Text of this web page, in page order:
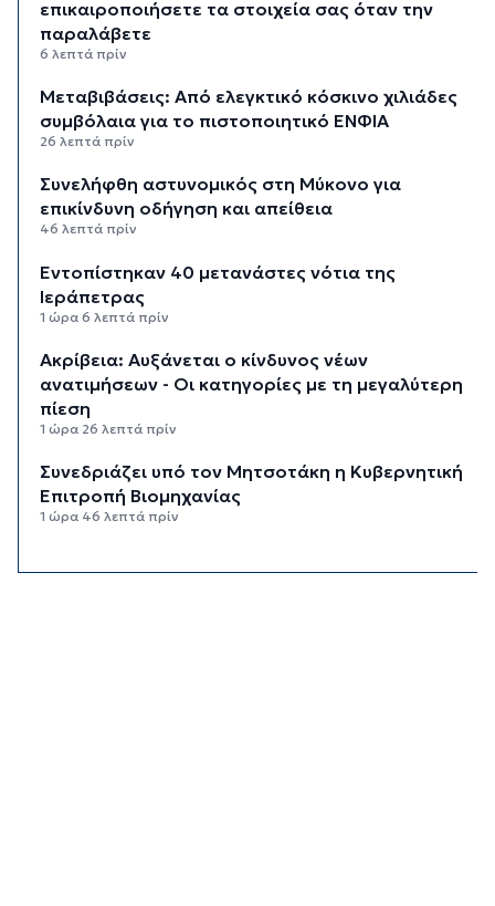
επικαιροποιήσετε τα στοιχεία σας όταν την
παραλάβετε
6 λεπτά πρίν
Μεταβιβάσεις: Από ελεγκτικό κόσκινο χιλιάδες
συμβόλαια για το πιστοποιητικό ΕΝΦΙΑ
26 λεπτά πρίν
Συνελήφθη αστυνομικός στη Μύκονο για
επικίνδυνη οδήγηση και απείθεια
46 λεπτά πρίν
Εντοπίστηκαν 40 μετανάστες νότια της
Ιεράπετρας
1 ώρα 6 λεπτά πρίν
Ακρίβεια: Αυξάνεται ο κίνδυνος νέων
ανατιμήσεων - Οι κατηγορίες με τη μεγαλύτερη
πίεση
1 ώρα 26 λεπτά πρίν
Συνεδριάζει υπό τον Μητσοτάκη η Κυβερνητική
Επιτροπή Βιομηχανίας
1 ώρα 46 λεπτά πρίν